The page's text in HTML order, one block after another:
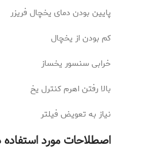
پایین بودن دمای یخچال فریزر
کم بودن از یخچال
خرابی سنسور یخساز
بالا رفتن اهرم کنترل یخ
نیاز به تعویض فیلتر
اصطلاحات مورد